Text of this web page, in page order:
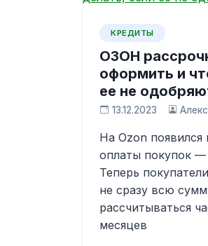
КРЕДИТЫ
ОЗОН
оформить и
ее не
13.12.2023
На Ozon появился
оплаты покупок —
Теперь
не сразу всю
рассчитываться
месяцев